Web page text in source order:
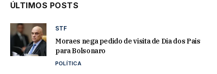
ÚLTIMOS POSTS
STF
Moraes nega pedido de visita de Dia dos Pais
para Bolsonaro
POLÍTICA